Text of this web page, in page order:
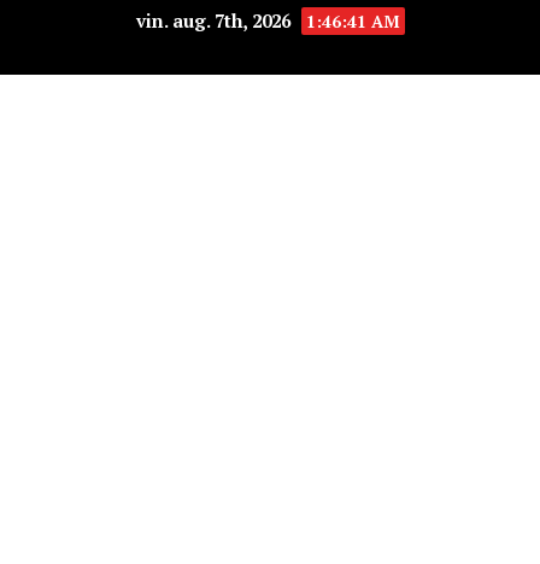
vin. aug. 7th, 2026 1:46:42 AM